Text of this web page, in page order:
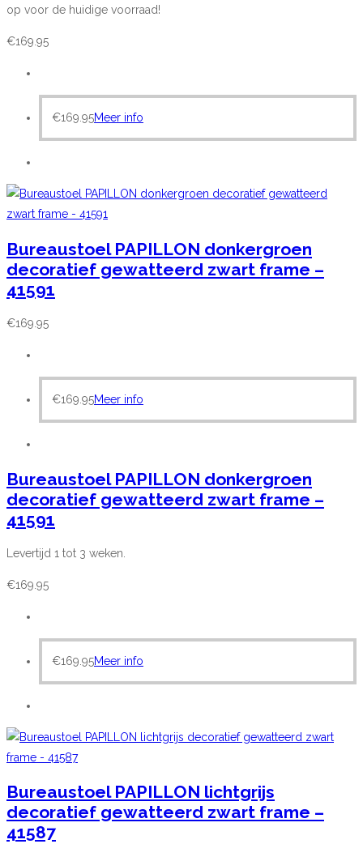
op voor de huidige voorraad!
€169.95
€169.95Meer info
Bureaustoel PAPILLON donkergroen
decoratief gewatteerd zwart frame –
41591
€169.95
€169.95Meer info
Bureaustoel PAPILLON donkergroen
decoratief gewatteerd zwart frame –
41591
Levertijd 1 tot 3 weken.
€169.95
€169.95Meer info
Bureaustoel PAPILLON lichtgrijs
decoratief gewatteerd zwart frame –
41587